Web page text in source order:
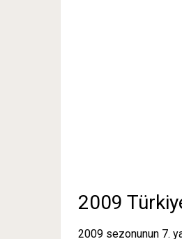
2009
2009 sezonunun 7.